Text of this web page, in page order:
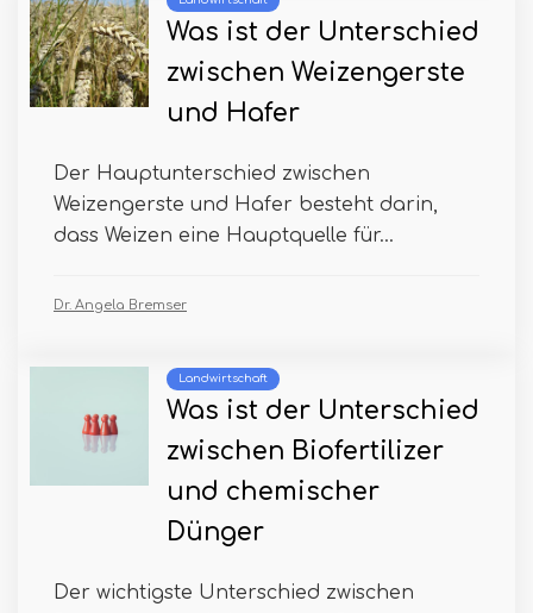
Was ist der Unterschied
zwischen Weizengerste
und Hafer
Der Hauptunterschied zwischen
Weizengerste und Hafer besteht darin,
dass Weizen eine Hauptquelle für...
Dr. Angela Bremser
Landwirtschaft
Was ist der Unterschied
zwischen Biofertilizer
und chemischer
Dünger
Der wichtigste Unterschied zwischen